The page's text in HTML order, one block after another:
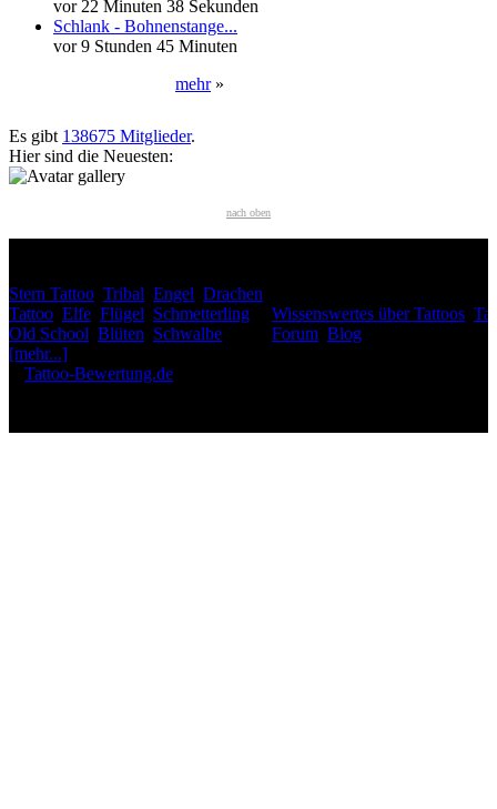
vor 22 Minuten 38 Sekunden
Schlank - Bohnenstange...
vor 9 Stunden 45 Minuten
mehr»
Es gibt 138675 Mitglieder.
Hier sind die Neuesten:
nach oben
Stern Tattoo Tribal Engel Drachen
Tattoo Elfe Flügel Schmetterling
Old School Blüten Schwalbe
[mehr...]
Wissenswertes über Tattoos
Forum Blog
Tattoo-Bewertung.de